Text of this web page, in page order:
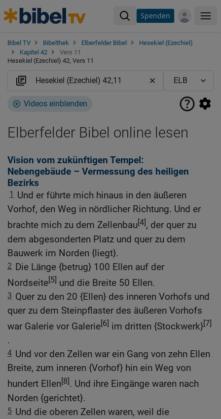
Spenden
Bibel TV Bibelthek Elberfelder Bibel
Hesekiel (Ezechiel)
Kapitel 42
Vers 11
Hesekiel (Ezechiel) 42, Vers 11
Videos einblenden
Elberfelder Bibel online lesen
Vision vom zukünftigen Tempel:
Nebengebäude – Vermessung des heiligen
Bezirks
1
Und er führte mich hinaus in den äußeren
Vorhof, den Weg in nördlicher Richtung. Und er
brachte mich zu dem Zellenbau[4], der quer zu
dem abgesonderten Platz und quer zu dem
Bauwerk im Norden {liegt}.
2 Die Länge {betrug} 100 Ellen auf der
Nordseite[5] und die Breite 50 Ellen.
3 Quer zu den 20 {Ellen} des inneren Vorhofs und
quer zu dem Steinpflaster des äußeren Vorhofs
war Galerie vor Galerie[6] im dritten {Stockwerk}[7]
.
4 Und vor den Zellen war ein Gang von zehn Ellen
Breite, zum inneren {Vorhof} hin ein Weg von
hundert Ellen[8]. Und ihre Eingänge waren nach
Norden {gerichtet}.
5 Und die oberen Zellen waren, weil die